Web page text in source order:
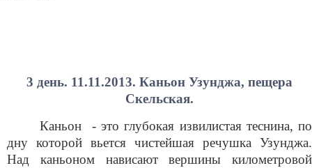
3 день. 11.11.2013. Каньон Узунджа, пещера
Скельская.
Каньон - это глубокая извилистая теснина, по
дну которой вьется чистейшая речушка Узунджа.
Над каньоном нависают вершины километровой